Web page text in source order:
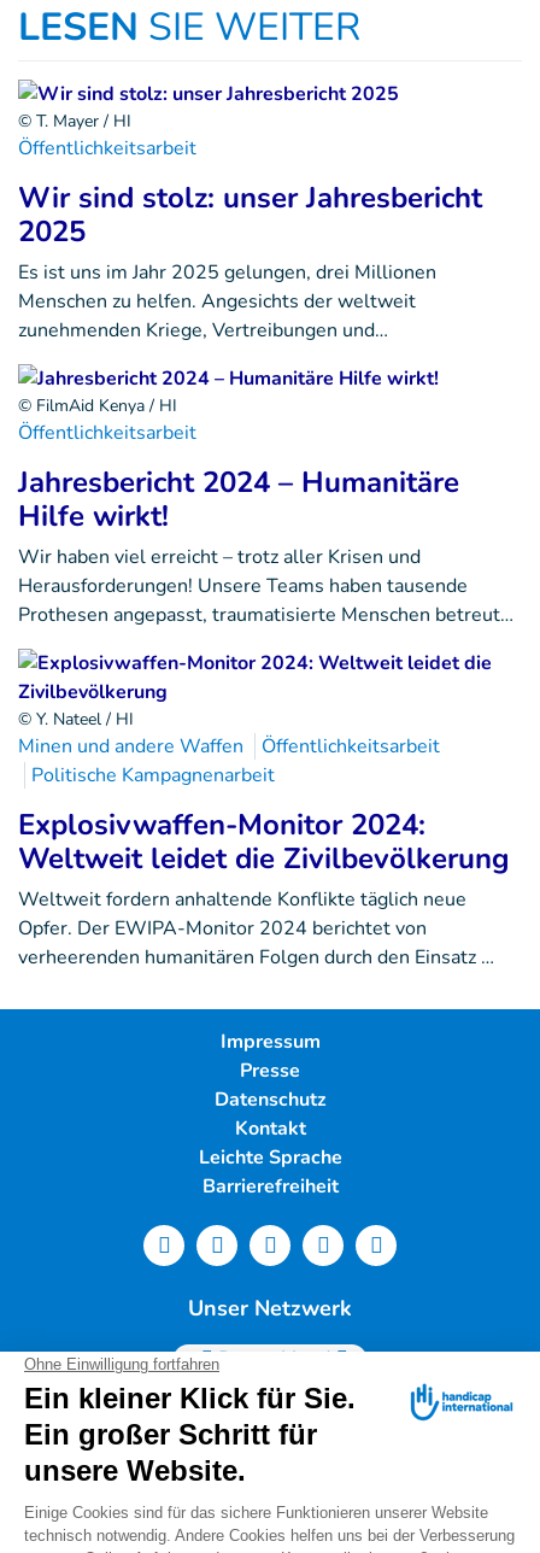
LESEN SIE WEITER
© T. Mayer / HI
Öffentlichkeitsarbeit
Wir sind stolz: unser Jahresbericht
2025
Es ist uns im Jahr 2025 gelungen, drei Millionen
Menschen zu helfen. Angesichts der weltweit
zunehmenden Kriege, Vertreibungen und…
© FilmAid Kenya / HI
Öffentlichkeitsarbeit
Jahresbericht 2024 – Humanitäre
Hilfe wirkt!
Wir haben viel erreicht – trotz aller Krisen und
Herausforderungen! Unsere Teams haben tausende
Prothesen angepasst, traumatisierte Menschen betreut…
© Y. Nateel / HI
Minen und andere Waffen
Öffentlichkeitsarbeit
Politische Kampagnenarbeit
Explosivwaffen-Monitor 2024:
Weltweit leidet die Zivilbevölkerung
Weltweit fordern anhaltende Konflikte täglich neue
Opfer. Der EWIPA-Monitor 2024 berichtet von
verheerenden humanitären Folgen durch den Einsatz …
Impressum
Presse
Datenschutz
Kontakt
Leichte Sprache
Barrierefreiheit
Unser Netzwerk
Deutschland
Handicap International e.V. | Lindwurmstr. 101 | 80337
München |
Tel.: 089/54 76 06 0 |
Spendenservice: Tel.: 089/54 76 06 17 (Mo-Do 9:00 –